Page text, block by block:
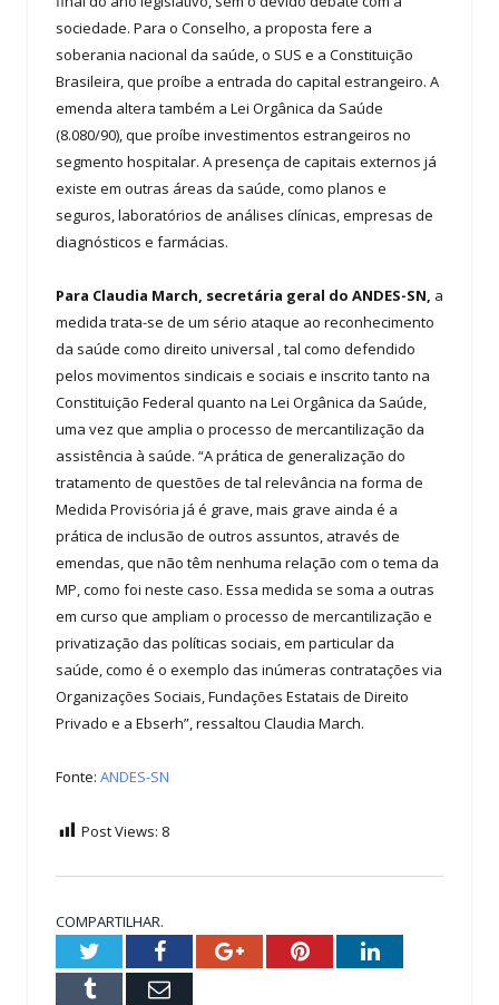
sociedade. Para o Conselho, a proposta fere a
soberania nacional da saúde, o SUS e a Constituição
Brasileira, que proíbe a entrada do capital estrangeiro. A
emenda altera também a Lei Orgânica da Saúde
(8.080/90), que proíbe investimentos estrangeiros no
segmento hospitalar. A presença de capitais externos já
existe em outras áreas da saúde, como planos e
seguros, laboratórios de análises clínicas, empresas de
diagnósticos e farmácias.
Para Claudia March, secretária geral do ANDES-SN, a
medida trata-se de um sério ataque ao reconhecimento
da saúde como direito universal , tal como defendido
pelos movimentos sindicais e sociais e inscrito tanto na
Constituição Federal quanto na Lei Orgânica da Saúde,
uma vez que amplia o processo de mercantilização da
assistência à saúde. “A prática de generalização do
tratamento de questões de tal relevância na forma de
Medida Provisória já é grave, mais grave ainda é a
prática de inclusão de outros assuntos, através de
emendas, que não têm nenhuma relação com o tema da
MP, como foi neste caso. Essa medida se soma a outras
em curso que ampliam o processo de mercantilização e
privatização das políticas sociais, em particular da
saúde, como é o exemplo das inúmeras contratações via
Organizações Sociais, Fundações Estatais de Direito
Privado e a Ebserh”, ressaltou Claudia March.
Fonte: ANDES-SN
Post Views: 8
COMPARTILHAR.
TwitterFacebookGoogle+PinterestLinkedIn
Tumblr Email